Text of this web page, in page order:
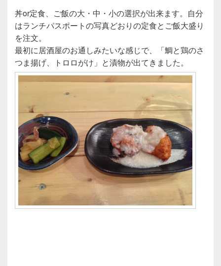
丼or定食、ご飯の大・中・小の選択が出来ます。自分
はランチパスポートの写真どおりの定食とご飯大盛り
を注文。
最初に居酒屋のお通しみたいな感じで、「鯛と鶏のさ
つま揚げ、トロロがけ」と漬物が出てきました。